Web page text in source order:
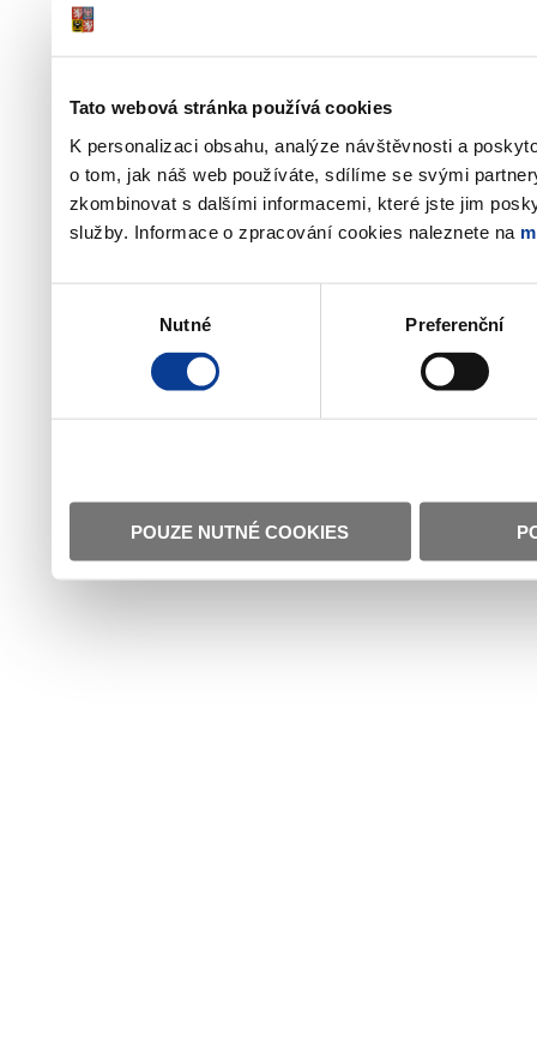
Tato webová stránka používá cookies
K personalizaci obsahu, analýze návštěvnosti a
o tom, jak náš web používáte, sdílíme se svými
zkombinovat s dalšími informacemi, které jste jim
služby. Informace o zpracování cookies naleznete na
Nutné Preferenční
POUZE NUTNÉ COOKIES